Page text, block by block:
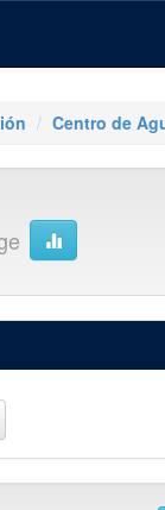
Centro de